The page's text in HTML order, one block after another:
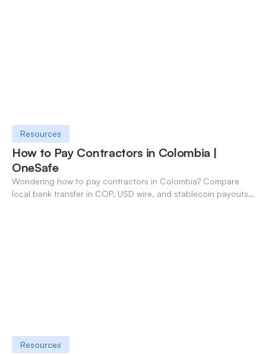
Resources
How to Pay Contractors in Colombia |
OneSafe
Wondering how to pay contractors in Colombia? Compare
local bank transfer in COP, USD wire, and stablecoin payouts.
Resources